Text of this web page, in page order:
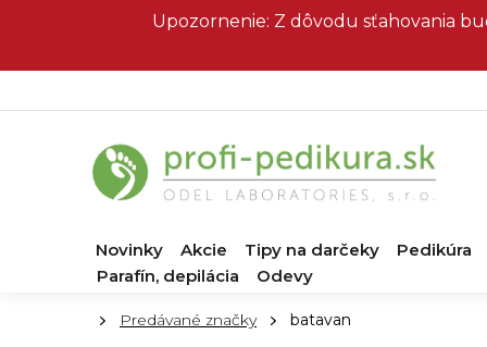
Upozornenie: Z dôvodu sťahovania
Novinky Akcie Tipy na darčeky
Pedikúra
Parafín, depilácia
Odevy
DomovPredávané značky batavan